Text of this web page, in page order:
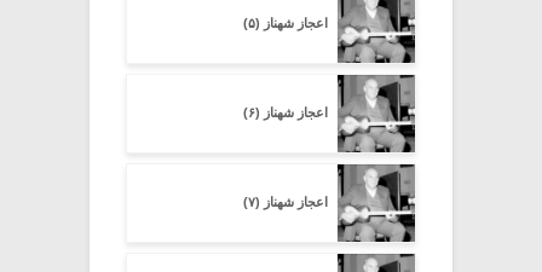
اعجاز شهناز (۵)
اعجاز شهناز (۶)
اعجاز شهناز (۷)